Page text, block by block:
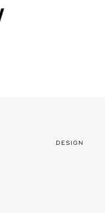
DESIGN